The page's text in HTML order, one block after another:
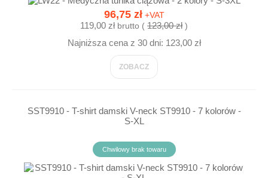
96,75 zł+VAT
119,00 złbrutto ( 123,00 zł)
Najniższa cena z 30 dni: 123,00 zł
ZOBACZ
SST9910 - T-shirt damski V-neck ST9910 - 7 kolorów -
S-XL
Chwilowy brak towaru